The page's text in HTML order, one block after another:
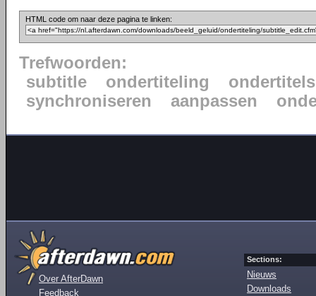
HTML code om naar deze pagina te linken:
Trefwoorden:
subtitle
ondertiteling
ondertitels
synchroniseren
aanpassen
Over AfterDawn
Feedback
Sections:
Nieuws
Downloads